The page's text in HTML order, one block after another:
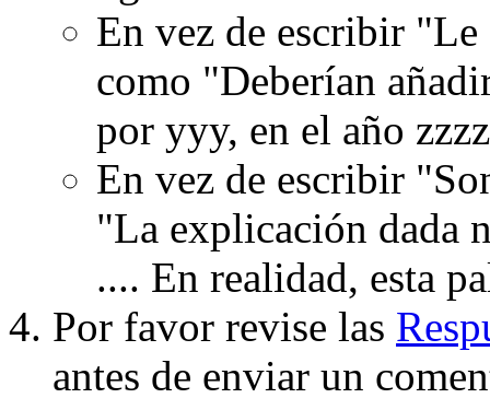
En vez de escribir
como "Deberían
por yyy, en el año
En vez de escribir
"La explicación dada
.... En realidad, esta
Por favor revise las
antes de enviar un